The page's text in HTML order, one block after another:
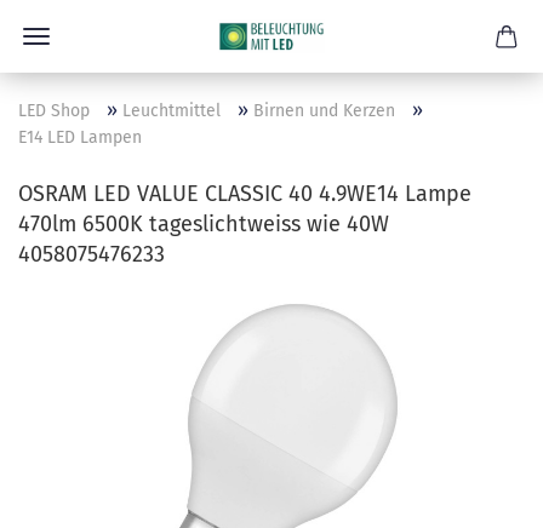
LED Shop » Leuchtmittel » Birnen und Kerzen »
E14 LED Lampen
OSRAM LED VALUE CLASSIC 40 4.9WE14 Lampe
470lm 6500K tageslichtweiss wie 40W
4058075476233